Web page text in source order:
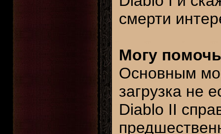
смерти
Могу
Основным
загрузка не
Diablo II